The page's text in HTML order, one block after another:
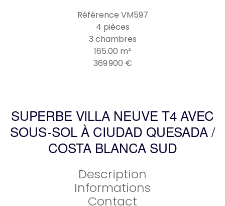
Référence VM597
4 pièces
3 chambres
165.00 m²
369 900 €
SUPERBE VILLA NEUVE T4 AVEC
SOUS-SOL À CIUDAD QUESADA /
COSTA BLANCA SUD
Description
Informations
Contact